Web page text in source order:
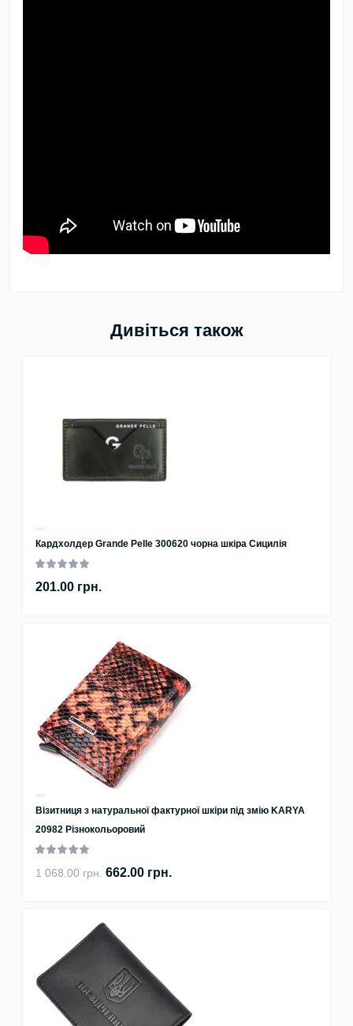
Дивіться також
Кардхолдер Grande Pelle 300620 чорна шкіра Сицилія
201.00 грн.
Візитниця з натуральної фактурної шкіри під змію KARYA
20982 Різнокольоровий
1 068.00 грн. 662.00 грн.